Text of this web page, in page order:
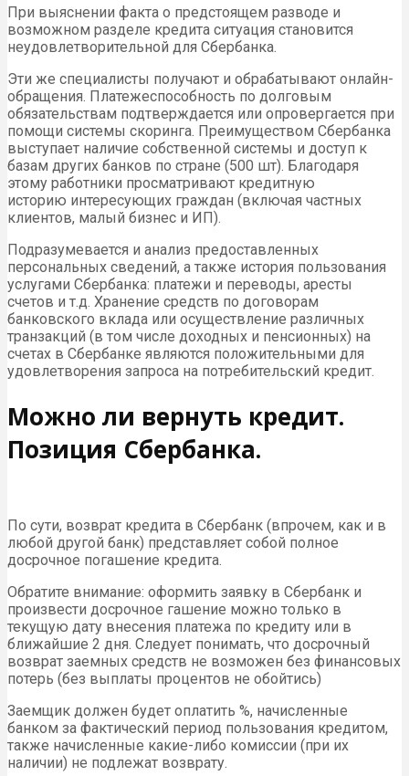
При выяснении факта о предстоящем разводе и
возможном разделе кредита ситуация становится
неудовлетворительной для Сбербанка.
Эти же специалисты получают и обрабатывают онлайн-
обращения. Платежеспособность по долговым
обязательствам подтверждается или опровергается при
помощи системы скоринга. Преимуществом Сбербанка
выступает наличие собственной системы и доступ к
базам других банков по стране (500 шт). Благодаря
этому работники просматривают кредитную
историю интересующих граждан (включая частных
клиентов, малый бизнес и ИП).
Подразумевается и анализ предоставленных
персональных сведений, а также история пользования
услугами Сбербанка: платежи и переводы, аресты
счетов и т.д. Хранение средств по договорам
банковского вклада или осуществление различных
транзакций (в том числе доходных и пенсионных) на
счетах в Сбербанке являются положительными для
удовлетворения запроса на потребительский кредит.
Можно ли вернуть кредит.
Позиция Сбербанка.
По сути, возврат кредита в Сбербанк (впрочем, как и в
любой другой банк) представляет собой полное
досрочное погашение кредита.
Обратите внимание: оформить заявку в Сбербанк и
произвести досрочное гашение можно только в
текущую дату внесения платежа по кредиту или в
ближайшие 2 дня. Следует понимать, что досрочный
возврат заемных средств не возможен без финансовых
потерь (без выплаты процентов не обойтись)
Заемщик должен будет оплатить %, начисленные
банком за фактический период пользования кредитом,
также начисленные какие-либо комиссии (при их
наличии) не подлежат возврату.